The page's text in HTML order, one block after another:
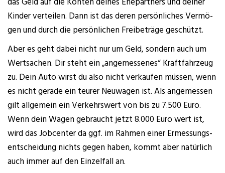
Kin­der ver­tei­len. Dann ist das deren per­sön­li­ches Ver­mö­
gen und durch die per­sön­li­chen Frei­be­trä­ge geschützt.
Aber es geht dabei nicht nur um Geld, son­dern auch um
Wert­sa­chen. Dir steht ein „ange­mes­se­nes“ Kraft­fahr­zeug
zu. Dein Auto wirst du also nicht ver­kau­fen müs­sen, wenn
es nicht gera­de ein teu­rer Neu­wa­gen ist. Als ange­mes­sen
gilt all­ge­mein ein Ver­kehrs­wert von bis zu 7.500 Euro.
Wenn dein Wagen gebraucht jetzt 8.000 Euro wert ist,
wird das Job­cen­ter da ggf. im Rah­men einer Ermes­sungs­
ent­schei­dung nichts gegen haben, kommt aber natür­lich
auch immer auf den Ein­zel­fall an.